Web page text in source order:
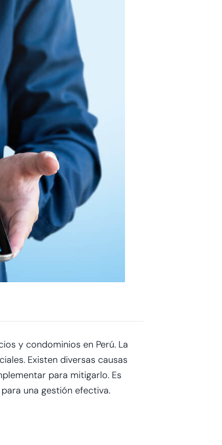
y condominios en Perú. La
Existen diversas causas
para mitigarlo. Es
una gestión efectiva.